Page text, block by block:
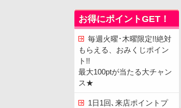
お得にポイントGET！
毎週火曜･木曜限定!!絶対
もらえる、おみくじポイン
ト!!
最大100ptが当たる大チャン
ス★
1日1回､来店ポイントプ